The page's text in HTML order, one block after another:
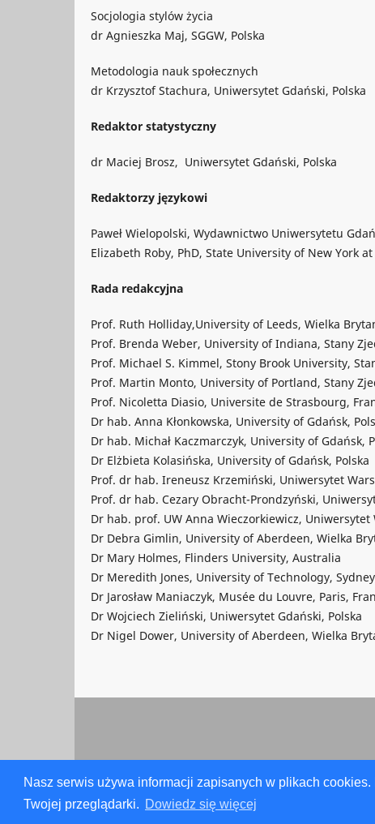
Nasz serwis używa informacji zapisanych w plikach
Twojej przeglądarki. Dowiedz się więcej
Socjologia stylów życia
dr Agnieszka Maj, SGGW, Polska
Metodologia nauk społecznych
dr Krzysztof Stachura, Uniwersytet Gdański, Polska
Redaktor statystyczny
dr Maciej Brosz, Uniwersytet Gdański, Polska
Redaktorzy językowi
Paweł Wielopolski, Wydawnictwo Uniwersytetu
Elizabeth Roby, PhD, State University of New York
Rada redakcyjna
Prof. Ruth Holliday,University of Leeds, Wielka
Prof. Brenda Weber, University of Indiana, Stany
Prof. Michael S. Kimmel, Stony Brook University,
Prof. Martin Monto, University of Portland, Stany
Prof. Nicoletta Diasio, Universite de Strasbourg,
Dr hab. Anna Kłonkowska, University of Gdańsk,
Dr hab. Michał Kaczmarczyk, University of Gdańsk,
Dr Elżbieta Kolasińska, University of Gdańsk, Polska
Prof. dr hab. Ireneusz Krzemiński, Uniwersytet
Prof. dr hab. Cezary Obracht-Prondzyński,
Dr hab. prof. UW Anna Wieczorkiewicz, Uniwersytet
Dr Debra Gimlin, University of Aberdeen, Wielka
Dr Mary Holmes, Flinders University, Australia
Dr Meredith Jones, University of Technology,
Dr Jarosław Maniaczyk, Musée du Louvre, Paris,
Dr Wojciech Zieliński, Uniwersytet Gdański, Polska
Dr Nigel Dower, University of Aberdeen, Wielka